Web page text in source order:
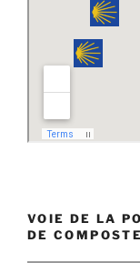
VOIE DE LA
DE